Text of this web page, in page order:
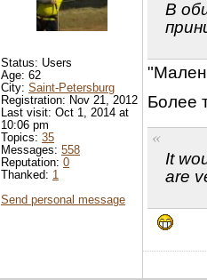
В
Более
It
are
Status: Users
Age: 62
City: Saint-Petersburg
Registration: Nov 21, 2012
Last visit: Oct 1, 2014 at
10:06 pm
Topics: 35
Messages: 558
Reputation: 0
Thanked: 1
Send personal message